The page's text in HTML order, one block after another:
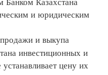
и юридическим
и выкупа
инвестиционных и
цену их